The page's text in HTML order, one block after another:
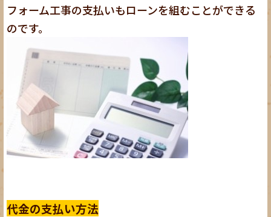
フォーム工事の支払いもローンを組むことができる
のです。
代金の支払い方法